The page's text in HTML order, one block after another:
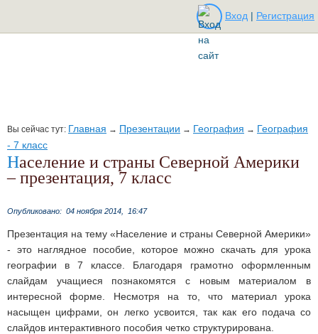
Вход | Регистрация
Вы сейчас тут: Главная → Презентации → География → География
- 7 класс
Население и страны Северной Америки
– презентация, 7 класс
Опубликовано: 04 ноября 2014, 16:47
Презентация на тему «Население и страны Северной Америки»
- это наглядное пособие, которое можно скачать для урока
географии в 7 классе. Благодаря грамотно оформленным
слайдам учащиеся познакомятся с новым материалом в
интересной форме. Несмотря на то, что материал урока
насыщен цифрами, он легко усвоится, так как его подача со
слайдов интерактивного пособия четко структурирована.